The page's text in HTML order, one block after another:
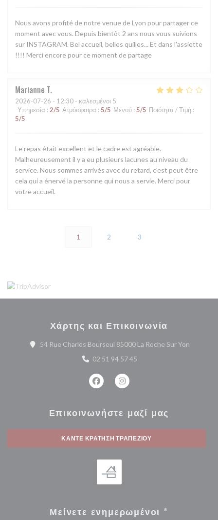
Nous avons profité de notre venue de Lyon pour partager ce
moment avec vous. Depuis bientôt 2 ans nous vous suivions
sur INSTAGRAM. Bel accueil, belles quilles... Et dans l'assiette
!!!! Merci encore pour ce moment de partage
Marianne T
2026-07-26 - 12:30 - καλεσμένοι 5
Υπηρεσία : 2/5 Ατμόσφαιρα : 5/5 Μενού : 5/5 Ποιότητα / Τιμή :
5/5
Le repas était excellent et le cadre est agréable.
Malheureusement il y a eu plusieurs lacunes au niveau du
service. Nous sommes arrivés avec du retard, c'est peut être
cela qui a énervé la personne qui nous a servie. Merci pour
votre accueil.
1 2 3
Χάρτης και Επικοινωνία
54 Rue Charles Bourseul 85000 La Roche Sur Yon
02 51 94 57 45
Facebook ((ανοίγει σε νέο
Instagram ((ανοίγει σε νέο
Επικοινωνήστε μαζί μας
ΚΆΝΤΕ ΚΡΆΤΗΣΗ ΤΡΑΠΕΖΙΟΎ
Μείνετε ενημερωμένοι *